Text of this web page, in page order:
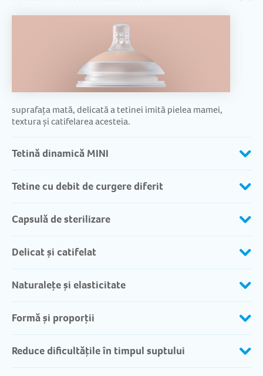
suprafața mată, delicată a tetinei imită pielea mamei,
textura și catifelarea acesteia.
Tetină dinamică MINI
Tetine cu debit de curgere diferit
Capsulă de sterilizare
Delicat și catifelat
Naturalețe și elasticitate
Formă și proporții
Reduce dificultățile în timpul suptului